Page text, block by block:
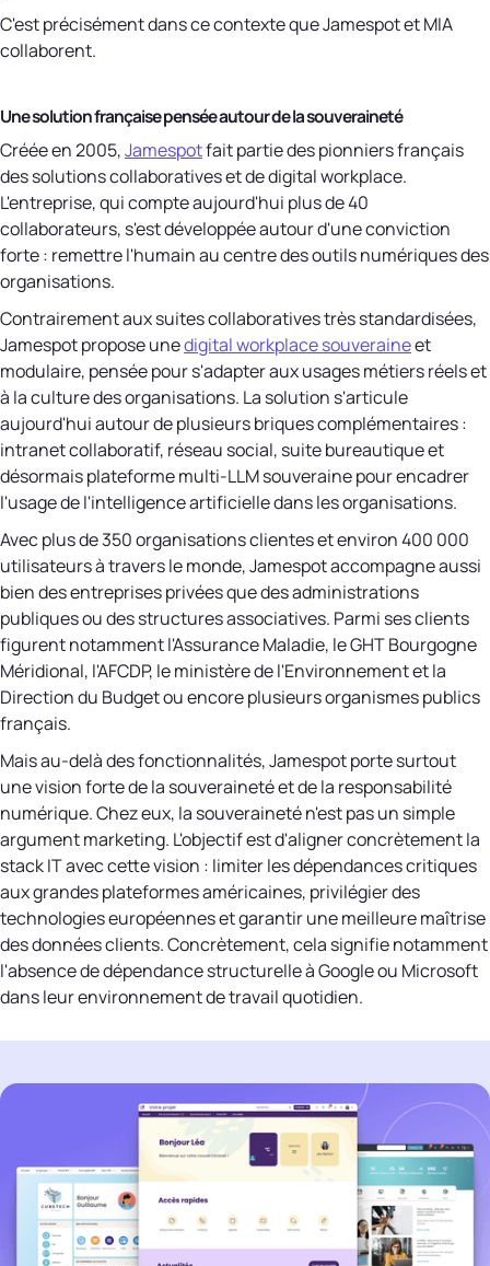
C'est précisément dans ce contexte que Jamespot et MIA
collaborent.
Une solution française pensée autour de la souveraineté
Créée en 2005,Jamespotfait partie des pionniers français
des solutions collaboratives et de digital workplace.
L'entreprise, qui compte aujourd'hui plus de 40
collaborateurs, s'est développée autour d'une conviction
forte : remettre l'humain au centre des outils numériques des
organisations.
Contrairement aux suites collaboratives très standardisées,
Jamespot propose unedigital workplace souveraineet
modulaire, pensée pour s'adapter aux usages métiers réels et
à la culture des organisations. La solution s'articule
aujourd'hui autour de plusieurs briques complémentaires :
intranet collaboratif, réseau social, suite bureautique et
désormais plateforme multi-LLM souveraine pour encadrer
l'usage de l'intelligence artificielle dans les organisations.
Avec plus de 350 organisations clientes et environ 400 000
utilisateurs à travers le monde, Jamespot accompagne aussi
bien des entreprises privées que des administrations
publiques ou des structures associatives. Parmi ses clients
figurent notamment l'Assurance Maladie, le GHT Bourgogne
Méridional, l'AFCDP, le ministère de l'Environnement et la
Direction du Budget ou encore plusieurs organismes publics
français.
Mais au-delà des fonctionnalités, Jamespot porte surtout
une vision forte de la souveraineté et de la responsabilité
numérique. Chez eux, la souveraineté n'est pas un simple
argument marketing. L'objectif est d'aligner concrètement la
stack IT avec cette vision : limiter les dépendances critiques
aux grandes plateformes américaines, privilégier des
technologies européennes et garantir une meilleure maîtrise
des données clients. Concrètement, cela signifie notamment
l'absence de dépendance structurelle à Google ou Microsoft
dans leur environnement de travail quotidien.